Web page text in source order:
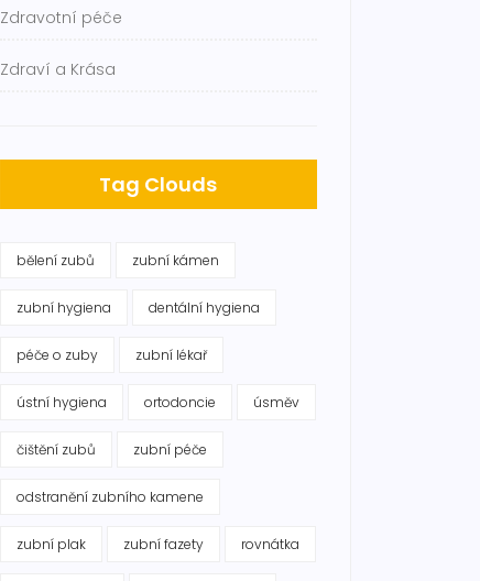
Zdravotní péče
Zdraví a Krása
Tag Clouds
bělení zubů zubní kámen
zubní hygiena dentální hygiena
péče o zuby zubní lékař
ústní hygiena ortodoncie úsměv
čištění zubů zubní péče
odstranění zubního kamene
zubní plak zubní fazety rovnátka